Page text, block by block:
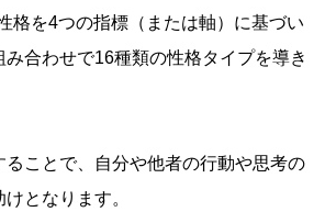
格を4つの指標（または軸）に基づい
合わせで16種類の性格タイプを導き
ることで、自分や他者の行動や思考の
となります。